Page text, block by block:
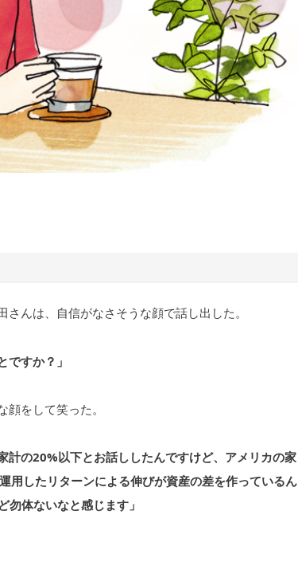
んは、自信がなさそうな顔で話し出した。
ですか？」
をして笑った。
計の20%以下とお話ししたんですけど、アメリカの家
用したリターンによる伸びが資産の差を作っているん
体ないなと感じます」